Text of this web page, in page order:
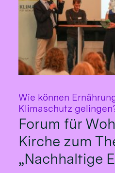
Wie können
Klimaschutz
Forum für
Kirche zum
„Nachhaltige